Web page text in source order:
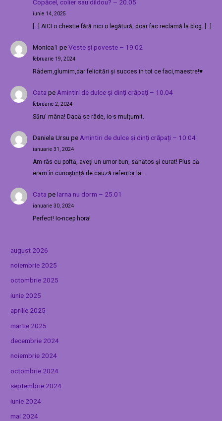
Copăcel, colier sau dildou? – 20.05
iunie 14, 2025
[…] AICI o chestie fără nici o legătură, doar fac reclamă la blog. […]
Monica1 peVeste și poveste – 19.02
februarie 19, 2024
Râdem,glumim,dar felicitări și succes in tot ce faci,maestre!♥️
Cata pe Amintiri de dulce și dinți crăpați – 10.04
februarie 2, 2024
Săru' mâna! Dacă se râde, io-s mulțumit.
Daniela Ursu pe Amintiri de dulce și dinți crăpați – 10.04
ianuarie 31, 2024
Am râs cu poftă, aveți un umor bun, sănătos și curat! Plus că
eram în cunoștință de cauză referitor la…
Cata pe Iarna nu dorm – 25.01
ianuarie 30, 2024
Perfect! Io-ncep hora!
august 2026
noiembrie 2025
octombrie 2025
iunie 2025
aprilie 2025
martie 2025
decembrie 2024
noiembrie 2024
octombrie 2024
septembrie 2024
iunie 2024
mai 2024